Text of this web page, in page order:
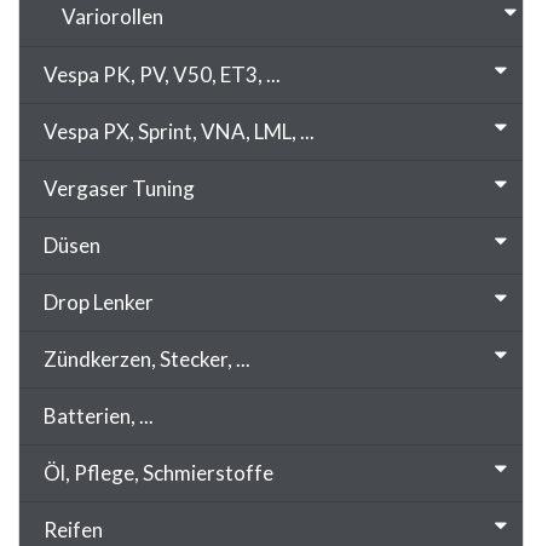
Variorollen
Vespa PK, PV, V50, ET3, ...
Vespa PX, Sprint, VNA, LML, ...
Vergaser Tuning
Düsen
Drop Lenker
Zündkerzen, Stecker, ...
Batterien, ...
Öl, Pflege, Schmierstoffe
Reifen